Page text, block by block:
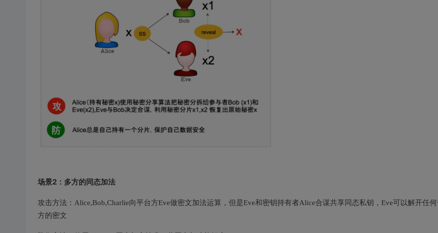
场景2：多方的同态加法
攻击方法：Alice,Bob,Charlie向平台方Eve做密文加法运算，但是Eve和密钥持有者Alice合谋共享同态私钥，Eve可以解开任
方的密文